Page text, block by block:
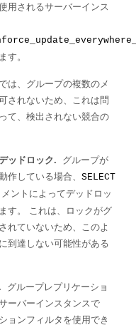
用されるサーバーインス
す。
は、グループの複数のメ
されないため、これは問
て、検出されない競合の
ッドロック.
グループが
作している場合、 SELECT
ントによってデッドロッ
す。 これは、ロックがグ
れていないため、このよ
到達しない可能性がある
グループレプリケーショ
ーバーインスタンスで
ョンフィルタを使用でき